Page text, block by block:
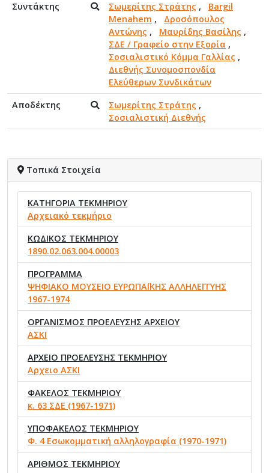
Συντάκτης
Σωμερίτης Στράτης , Bargil
Menahem , Δροσόπουλος
Αντώνης , Μαυρίδης Βασίλης ,
ΣΔΕ / Γραφείο στην Εξορία ,
Σοσιαλιστικό Κόμμα Γαλλίας ,
Διεθνής Συνομοσπονδία
Ελεύθερων Συνδικάτων
Αποδέκτης
Σωμερίτης Στράτης ,
Σοσιαλιστική Διεθνής
Τοπικά Στοιχεία
ΚΑΤΗΓΟΡΙΑ ΤΕΚΜΗΡΙΟΥ
Αρχειακό τεκμήριο
ΚΩΔΙΚΟΣ ΤΕΚΜΗΡΙΟΥ
1890.02.063.004.00003
ΠΡΟΓΡΑΜΜΑ
ΨΗΦΙΑΚΟ ΜΟΥΣΕΙΟ ΕΥΡΩΠΑΪΚΗΣ ΑΛΛΗΛΕΓΓΥΗΣ
1967-1974
ΟΡΓΑΝΙΣΜΟΣ ΠΡΟΕΛΕΥΣΗΣ ΑΡΧΕΙΟΥ
ΑΣΚΙ
ΑΡΧΕΙΟ ΠΡΟΕΛΕΥΣΗΣ ΤΕΚΜΗΡΙΟΥ
Αρχειο ΑΣΚΙ
ΦΑΚΕΛΟΣ ΤΕΚΜΗΡΙΟΥ
κ. 63 ΣΔΕ (1967-1971)
ΥΠΟΦΑΚΕΛΟΣ ΤΕΚΜΗΡΙΟΥ
Φ. 4 Εσωκομματική αλληλογραφία (1970-1971)
ΑΡΙΘΜΟΣ ΤΕΚΜΗΡΙΟΥ